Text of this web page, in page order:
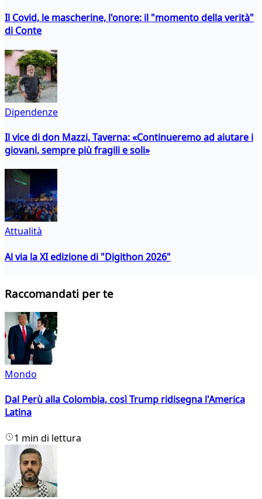
Il Covid, le mascherine, l'onore: il "momento della verità"
di Conte
Dipendenze
Il vice di don Mazzi, Taverna: «Continueremo ad aiutare i
giovani, sempre più fragili e soli»
Attualità
Al via la XI edizione di "Digithon 2026"
Raccomandati per te
Mondo
Dal Perù alla Colombia, così Trump ridisegna l'America
Latina
1 min di lettura